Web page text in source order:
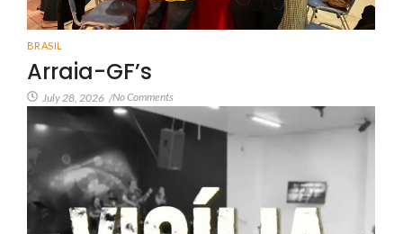
BRASIL
Arraia-GF’s
July 28, 2026 /No Comments